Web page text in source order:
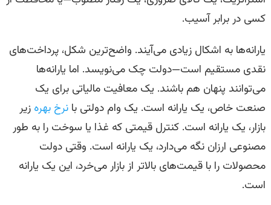
کسی در برابر آسیب.
یارانه‌ها به اشکال زیادی می‌آیند. واضح‌ترین شکل، پرداخت‌های
نقدی مستقیم است—دولت چک می‌نویسد. اما یارانه‌ها
می‌توانند پنهان هم باشند. یک معافیت مالیاتی برای یک
صنعت خاص، یک یارانه است. یک وام دولتی با نرخ بهره زیر
بازار، یک یارانه است. کنترل قیمتی که غذا یا سوخت را به طور
مصنوعی ارزان نگه می‌دارد، یک یارانه است. وقتی دولت
محصولات را با قیمت‌های بالاتر از بازار می‌خرد، این یک یارانه
است.